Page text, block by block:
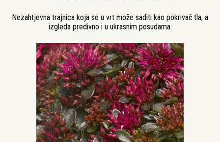
Nezahtjevna trajnica koja se u vrt može saditi kao pokrivač tla, a
izgleda predivno i u ukrasnim posudama.